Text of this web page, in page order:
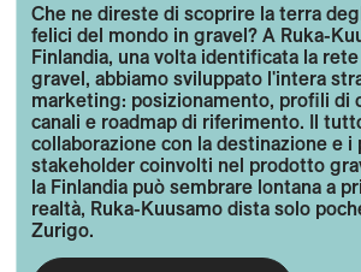
Che ne direste di scoprire la terra
felici del mondo in gravel? A Ruka-
Finlandia, una volta identificata la
gravel, abbiamo sviluppato l'intera
marketing: posizionamento, profili di
canali e roadmap di riferimento. Il
collaborazione con la destinazione e i
stakeholder coinvolti nel prodotto
la Finlandia può sembrare lontana a
realtà, Ruka-Kuusamo dista solo
Zurigo.